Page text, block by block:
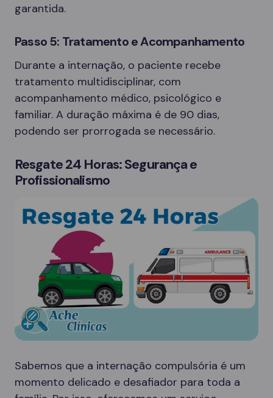
garantida.
Passo 5: Tratamento e Acompanhamento
Durante a internação, o paciente recebe
tratamento multidisciplinar, com
acompanhamento médico, psicológico e
familiar. A duração máxima é de 90 dias,
podendo ser prorrogada se necessário.
Resgate 24 Horas: Segurança e
Profissionalismo
Sabemos que a internação compulsória é um
momento delicado e desafiador para toda a